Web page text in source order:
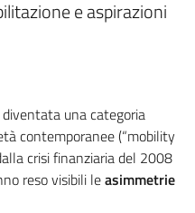
e aspirazioni
una categoria
contemporanee (“mobility
crisi finanziaria del 2008
reso visibili leasimmetrie